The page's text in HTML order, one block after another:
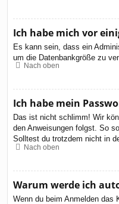
Ich habe mich vor
Es kann sein, dass ein
um die Datenbankgröße zu
Nach oben
Ich habe mein
Das ist nicht schlimm! Wir
den Anweisungen folgst. So
Solltest du trotzdem nicht in
Nach oben
Warum werde ich
Wenn du beim Anmelden das